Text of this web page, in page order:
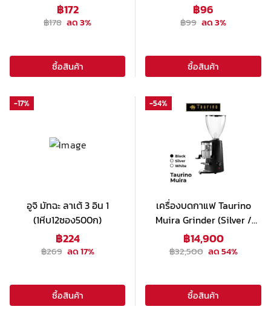
฿172
฿178 ลด3%
ซื้อสินค้า
฿96
฿99 ลด3%
ซื้อสินค้า
-17%
อูจิ มัทฉะ ลาเต้ 3 อิน 1
(1หีบ12ซอง500ก)
฿224
฿269 ลด17%
ซื้อสินค้า
-54%
เครื่องบดกาแฟ Taurino
Muira Grinder (Silver /
Black / White)
฿14,900
฿32,500 ลด54%
ซื้อสินค้า